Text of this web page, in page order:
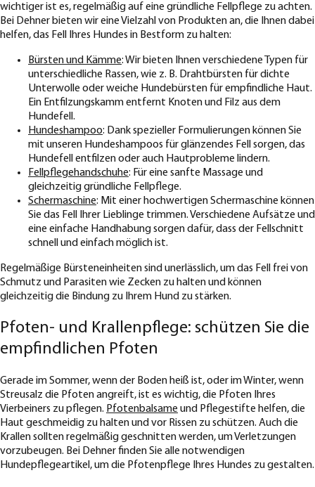
wichtiger ist es, regelmäßig auf eine gründliche Fellpflege zu achten.
Bei Dehner bieten wir eine Vielzahl von Produkten an, die Ihnen dabei
helfen, das Fell Ihres Hundes in Bestform zu halten:
Bürsten und Kämme: Wir bieten Ihnen verschiedene Typen für
unterschiedliche Rassen, wie z. B. Drahtbürsten für dichte
Unterwolle oder weiche Hundebürsten für empfindliche Haut.
Ein Entfilzungskamm entfernt Knoten und Filz aus dem
Hundefell.
Hundeshampoo: Dank spezieller Formulierungen können Sie
mit unseren Hundeshampoos für glänzendes Fell sorgen, das
Hundefell entfilzen oder auch Hautprobleme lindern.
Fellpflegehandschuhe: Für eine sanfte Massage und
gleichzeitig gründliche Fellpflege.
Schermaschine: Mit einer hochwertigen Schermaschine können
Sie das Fell Ihrer Lieblinge trimmen. Verschiedene Aufsätze und
eine einfache Handhabung sorgen dafür, dass der Fellschnitt
schnell und einfach möglich ist.
Regelmäßige Bürsteneinheiten sind unerlässlich, um das Fell frei von
Schmutz und Parasiten wie Zecken zu halten und können
gleichzeitig die Bindung zu Ihrem Hund zu stärken.
Pfoten- und Krallenpflege: schützen Sie die
empfindlichen Pfoten
Gerade im Sommer, wenn der Boden heiß ist, oder im Winter, wenn
Streusalz die Pfoten angreift, ist es wichtig, die Pfoten Ihres
Vierbeiners zu pflegen. Pfotenbalsame und Pflegestifte helfen, die
Haut geschmeidig zu halten und vor Rissen zu schützen. Auch die
Krallen sollten regelmäßig geschnitten werden, um Verletzungen
vorzubeugen. Bei Dehner finden Sie alle notwendigen
Hundepflegeartikel, um die Pfotenpflege Ihres Hundes zu gestalten.